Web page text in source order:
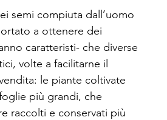
semi compiuta dall’uomo
a ottenere dei
caratteristi- che diverse
volte a facilitarne il
le piante coltivate
più grandi, che
raccolti e conservati più